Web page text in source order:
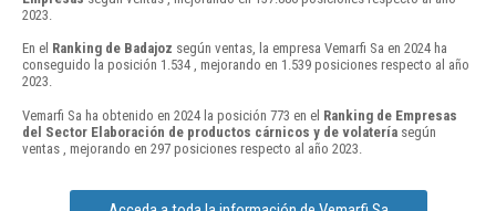
2023.
En el Ranking de Badajoz según ventas, la empresa Vemarfi Sa en 2024 ha
conseguido la posición 1.534 , mejorando en 1.539 posiciones respecto al año
2023.
Vemarfi Sa ha obtenido en 2024 la posición 773 en el Ranking de Empresas
del Sector Elaboración de productos cárnicos y de volatería según
ventas , mejorando en 297 posiciones respecto al año 2023.